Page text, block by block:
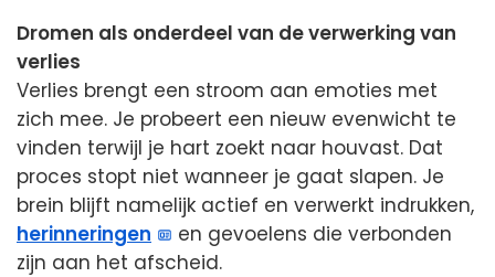
Dromen als onderdeel van de verwerking van
verlies
Verlies brengt een stroom aan emoties met
zich mee. Je probeert een nieuw evenwicht te
vinden terwijl je hart zoekt naar houvast. Dat
proces stopt niet wanneer je gaat slapen. Je
brein blijft namelijk actief en verwerkt indrukken,
herinneringen
en gevoelens die verbonden
zijn aan het afscheid.